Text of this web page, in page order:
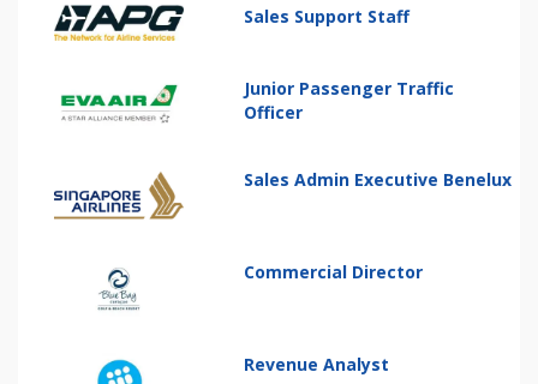
Sales Support Staff
Junior Passenger Traffic
Officer
Sales Admin Executive Benelux
Commercial Director
Revenue Analyst